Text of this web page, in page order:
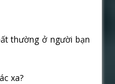
thường ở người bạn
xa?